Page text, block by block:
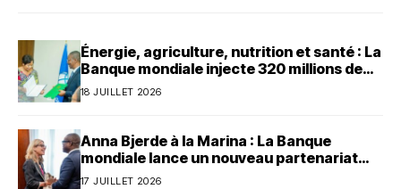
Énergie, agriculture, nutrition et santé : La
Banque mondiale injecte 320 millions de
dollars au Bénin
18 JUILLET 2026
Anna Bjerde à la Marina : La Banque
mondiale lance un nouveau partenariat
avec le Bénin
17 JUILLET 2026